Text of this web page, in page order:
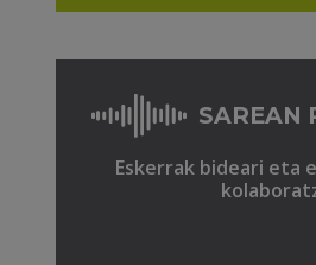
SAREAN
Eskerrak bideari eta